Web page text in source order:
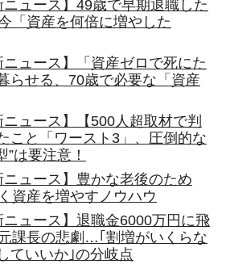
ニュース】49歳で早期退職した
「資産を何倍に増やした
ニュース】「資産ゼロで死にた
らせる、70歳で必要な「資産
ニュース】【500人超取材で判
こと「ワースト3」、圧倒的な
”は要注意！
ニュース】豊かな老後のため
資産を増やすノウハウ
ニュース】退職金6000万円に飛
課長の悲劇…｢割増がいくらな
ていいか｣の分岐点